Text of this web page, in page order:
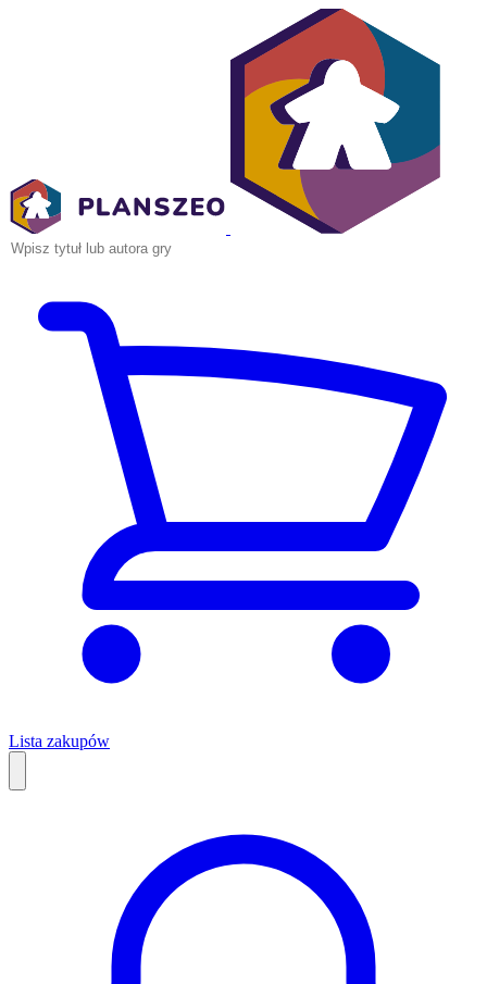
Lista zakupów